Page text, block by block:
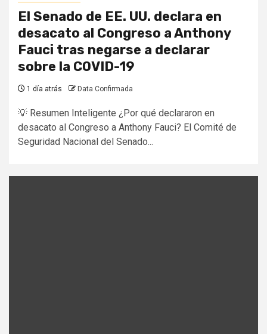
El Senado de EE. UU. declara en
desacato al Congreso a Anthony
Fauci tras negarse a declarar
sobre la COVID-19
1 día atrás Data Confirmada
💡 Resumen Inteligente ¿Por qué declararon en
desacato al Congreso a Anthony Fauci? El Comité de
Seguridad Nacional del Senado...